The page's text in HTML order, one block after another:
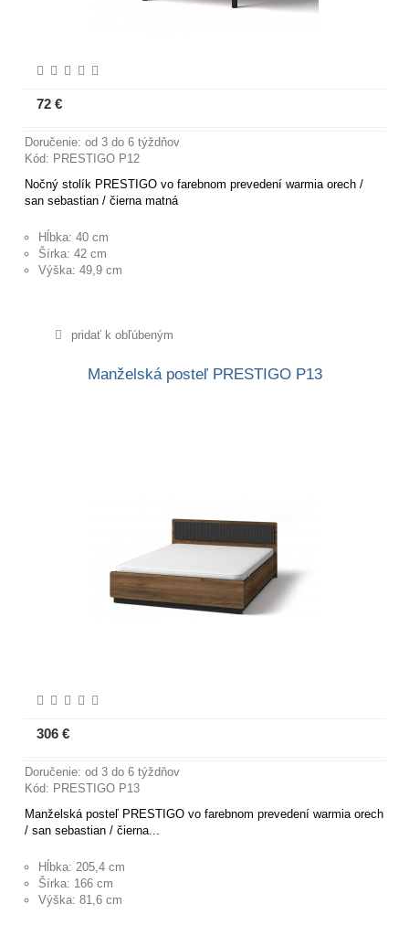
72 €
Doručenie: od 3 do 6 týždňov
Kód: PRESTIGO P12
Nočný stolík PRESTIGO vo farebnom prevedení warmia orech /
san sebastian / čierna matná
Hĺbka: 40 cm
Šírka: 42 cm
Výška: 49,9 cm
pridať k obľúbeným
Manželská posteľ PRESTIGO P13
306 €
Doručenie: od 3 do 6 týždňov
Kód: PRESTIGO P13
Manželská posteľ PRESTIGO vo farebnom prevedení warmia orech
/ san sebastian / čierna...
Hĺbka: 205,4 cm
Šírka: 166 cm
Výška: 81,6 cm